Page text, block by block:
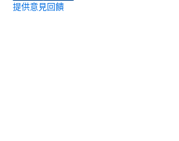
提供意見回饋